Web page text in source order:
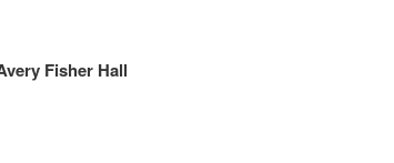
Fisher Hall